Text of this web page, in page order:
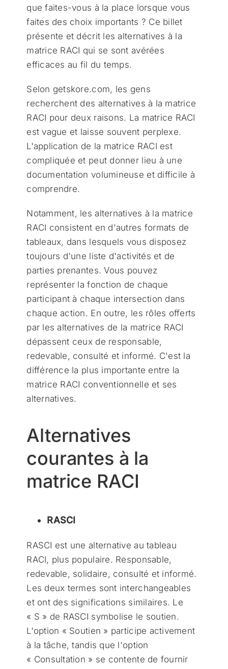
que faites-vous à la place lorsque vous
faites des choix importants ? Ce billet
présente et décrit les alternatives à la
matrice RACI qui se sont avérées
efficaces au fil du temps.
Selon getskore.com, les gens
recherchent des alternatives à la matrice
RACI pour deux raisons. La matrice RACI
est vague et laisse souvent perplexe.
L'application de la matrice RACI est
compliquée et peut donner lieu à une
documentation volumineuse et difficile à
comprendre.
Notamment, les alternatives à la matrice
RACI consistent en d'autres formats de
tableaux, dans lesquels vous disposez
toujours d'une liste d'activités et de
parties prenantes. Vous pouvez
représenter la fonction de chaque
participant à chaque intersection dans
chaque action. En outre, les rôles offerts
par les alternatives de la matrice RACI
dépassent ceux de responsable,
redevable, consulté et informé. C'est la
différence la plus importante entre la
matrice RACI conventionnelle et ses
alternatives.
Alternatives
courantes à la
matrice RACI
RASCI
RASCI est une alternative au tableau
RACI, plus populaire. Responsable,
redevable, solidaire, consulté et informé.
Les deux termes sont interchangeables
et ont des significations similaires. Le
« S » de RASCI symbolise le soutien.
L'option « Soutien » participe activement
à la tâche, tandis que l'option
« Consultation » se contente de fournir